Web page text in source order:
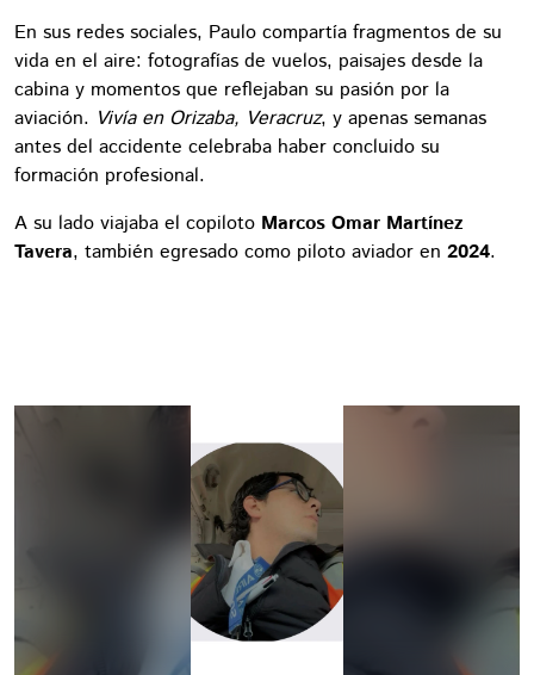
En sus redes sociales, Paulo compartía fragmentos de su
vida en el aire: fotografías de vuelos, paisajes desde la
cabina y momentos que reflejaban su pasión por la
aviación. Vivía en Orizaba, Veracruz, y apenas semanas
antes del accidente celebraba haber concluido su
formación profesional.
A su lado viajaba el copiloto Marcos Omar Martínez
Tavera, también egresado como piloto aviador en 2024.